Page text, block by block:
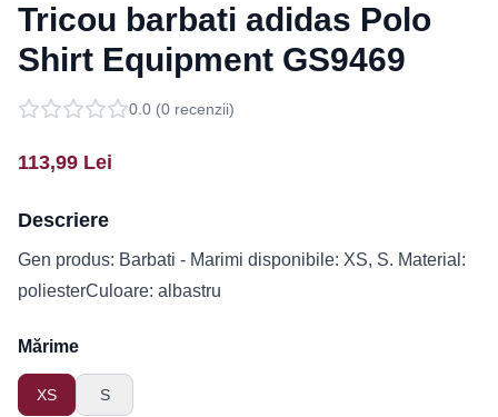
Tricou barbati adidas Polo
Shirt Equipment GS9469
0.0 (0 recenzii)
113,99 Lei
Descriere
Gen produs: Barbati - Marimi disponibile: XS, S. Material:
poliesterCuloare: albastru
Mărime
XS S